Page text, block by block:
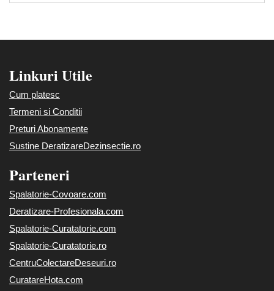
Linkuri Utile
Cum platesc
Termeni si Conditii
Preturi Abonamente
Sustine DeratizareDezinsectie.ro
Parteneri
Spalatorie-Covoare.com
Deratizare-Profesionala.com
Spalatorie-Curatatorie.com
Spalatorie-Curatatorie.ro
CentruColectareDeseuri.ro
CuratareHota.com